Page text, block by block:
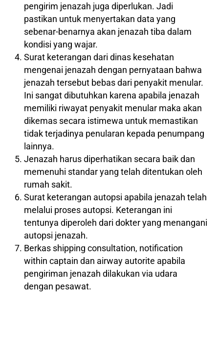
pengirim jenazah juga diperlukan. Jadi
pastikan untuk menyertakan data yang
sebenar-benarnya akan jenazah tiba dalam
kondisi yang wajar.
Surat keterangan dari dinas kesehatan
mengenai jenazah dengan pernyataan bahwa
jenazah tersebut bebas dari penyakit menular.
Ini sangat dibutuhkan karena apabila jenazah
memiliki riwayat penyakit menular maka akan
dikemas secara istimewa untuk memastikan
tidak terjadinya penularan kepada penumpang
lainnya.
Jenazah harus diperhatikan secara baik dan
memenuhi standar yang telah ditentukan oleh
rumah sakit.
Surat keterangan autopsi apabila jenazah telah
melalui proses autopsi. Keterangan ini
tentunya diperoleh dari dokter yang menangani
autopsi jenazah.
Berkas shipping consultation, notification
within captain dan airway autorite apabila
pengiriman jenazah dilakukan via udara
dengan pesawat.